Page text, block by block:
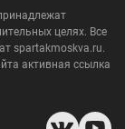
целях. Все
spartakmoskva.ru.
активная ссылка